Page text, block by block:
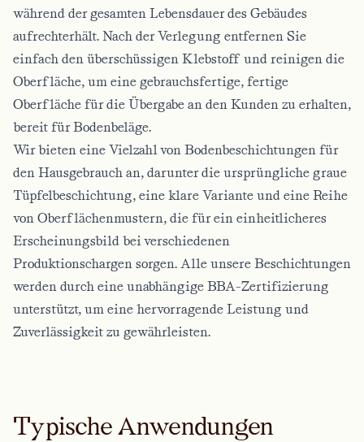
während der gesamten Lebensdauer des Gebäudes
aufrechterhält. Nach der Verlegung entfernen Sie
einfach den überschüssigen Klebstoff und reinigen die
Oberfläche, um eine gebrauchsfertige, fertige
Oberfläche für die Übergabe an den Kunden zu erhalten,
bereit für Bodenbeläge.
Wir bieten eine Vielzahl von Bodenbeschichtungen für
den Hausgebrauch an, darunter die ursprüngliche graue
Tüpfelbeschichtung, eine klare Variante und eine Reihe
von Oberflächenmustern, die für ein einheitlicheres
Erscheinungsbild bei verschiedenen
Produktionschargen sorgen. Alle unsere Beschichtungen
werden durch eine unabhängige BBA-Zertifizierung
unterstützt, um eine hervorragende Leistung und
Zuverlässigkeit zu gewährleisten.
Typische Anwendungen